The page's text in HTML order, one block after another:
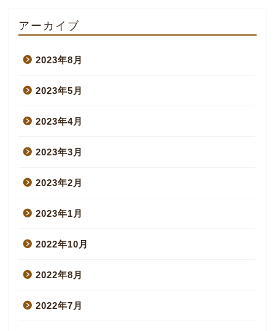
アーカイブ
2023年8月
2023年5月
2023年4月
2023年3月
2023年2月
2023年1月
2022年10月
2022年8月
2022年7月